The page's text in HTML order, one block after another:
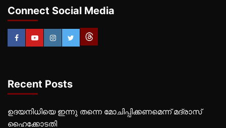
Connect Social Media
Recent Posts
ഉദയനിധിയെ ഇന്നു തന്നെ മോചിപ്പിക്കണമെന്ന് മദ്രാസ്
ഹൈക്കോടതി